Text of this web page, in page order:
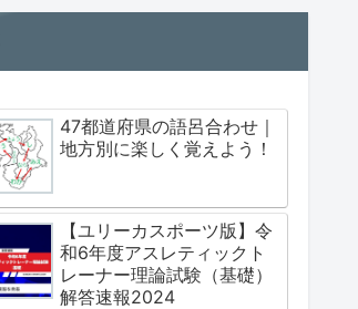
47都道府県の語呂合わせ｜
地方別に楽しく覚えよう！
【ユリーカスポーツ版】令
和6年度アスレティックト
レーナー理論試験（基礎）
解答速報2024